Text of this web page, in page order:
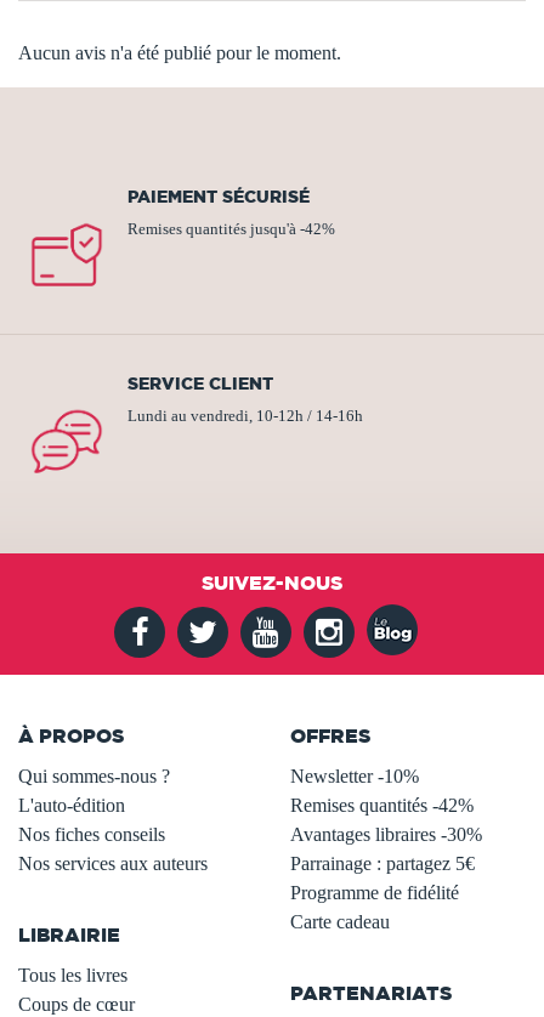
Aucun avis n'a été publié pour le moment.
PAIEMENT SÉCURISÉ
Remises quantités jusqu'à -42%
SERVICE CLIENT
Lundi au vendredi, 10-12h / 14-16h
SUIVEZ-NOUS
À PROPOS
Qui sommes-nous ?
L'auto-édition
Nos fiches conseils
Nos services aux auteurs
LIBRAIRIE
Tous les livres
Coups de cœur
OFFRES
Newsletter -10%
Remises quantités -42%
Avantages libraires -30%
Parrainage : partagez 5€
Programme de fidélité
Carte cadeau
PARTENARIATS